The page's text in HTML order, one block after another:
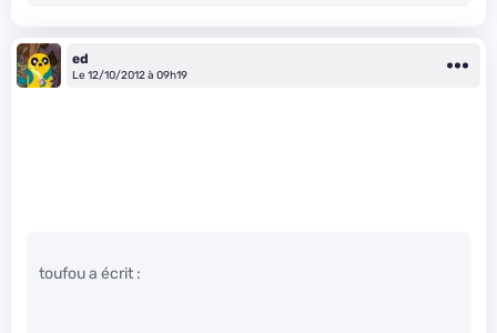
ed
Le 12/10/2012 à 09h19
toufou a écrit :